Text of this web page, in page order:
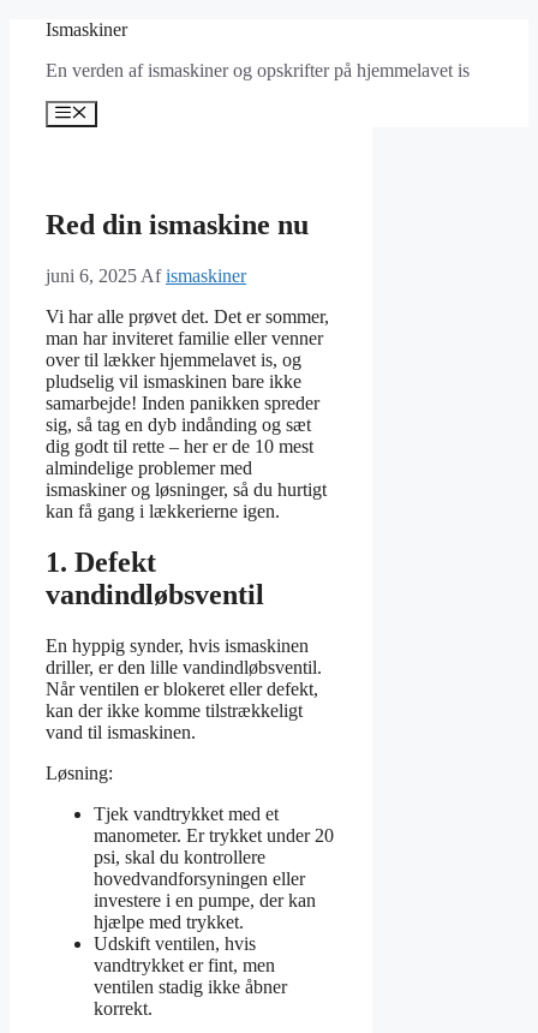
indhold
Ismaskiner
En verden af ismaskiner og opskrifter på hjemmelavet is
Menu
Red din ismaskine nu
juni 6, 2025 Afismaskiner
Vi har alle prøvet det. Det er sommer,
man har inviteret familie eller venner
over til lækker hjemmelavet is, og
pludselig vil ismaskinen bare ikke
samarbejde! Inden panikken spreder
sig, så tag en dyb indånding og sæt
dig godt til rette – her er de 10 mest
almindelige problemer med
ismaskiner og løsninger, så du hurtigt
kan få gang i lækkerierne igen.
1. Defekt
vandindløbsventil
En hyppig synder, hvis ismaskinen
driller, er den lille vandindløbsventil.
Når ventilen er blokeret eller defekt,
kan der ikke komme tilstrækkeligt
vand til ismaskinen.
Løsning:
Tjek vandtrykket med et
manometer. Er trykket under 20
psi, skal du kontrollere
hovedvandforsyningen eller
investere i en pumpe, der kan
hjælpe med trykket.
Udskift ventilen, hvis
vandtrykket er fint, men
ventilen stadig ikke åbner
korrekt.